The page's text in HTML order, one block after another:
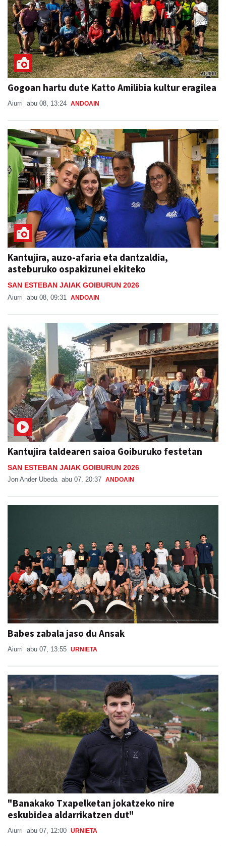
Gogoan hartu dute Katto Amilibia kultur eragilea
Aiurri abu 08, 13:24 ANDOAIN
Kantujira, auzo-afaria eta dantzaldia,
asteburuko ospakizunei ekiteko
SAN ESTEBAN JAIAK GOIBURUN 2026
Aiurri abu 08, 09:31 ANDOAIN
Kantujira taldearen saioa Goiburuko festetan
SAN ESTEBAN JAIAK GOIBURUN 2026
Jon Ander Ubeda abu 07, 20:37 ANDOAIN
Babes zabala jaso du Ansak
Aiurri abu 07, 13:55 URNIETA
"Banakako Txapelketan jokatzeko nire
eskubidea aldarrikatzen dut"
Aiurri abu 07, 12:00 URNIETA